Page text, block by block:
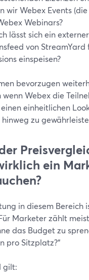
wir Webex Events
Webinars?
lässt sich ein externer
von StreamYard
einspeisen?
bevorzugen
wenn Webex die
einheitlichen
zu
ein
in diesem Bereich
Marketer zählt
das Budget zu
pro Sitzplatz?“
gilt: